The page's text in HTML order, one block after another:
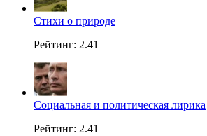
Стихи о природе
Рейтинг: 2.41
Социальная и политическая лирика
Рейтинг: 2.41